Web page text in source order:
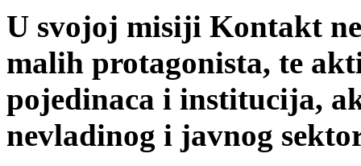
U svojoj misiji Kontakt
malih protagonista, te
pojedinaca i institucija,
nevladinog i javnog